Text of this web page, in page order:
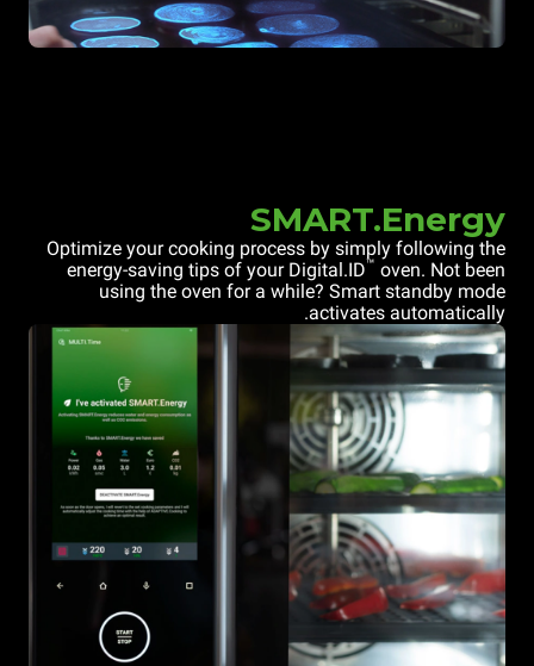
SMART.Energy
Optimize your cooking process by simply following the
energy-saving tips of your Digital.ID™ oven. Not been
using the oven for a while? Smart standby mode
activates automatically.